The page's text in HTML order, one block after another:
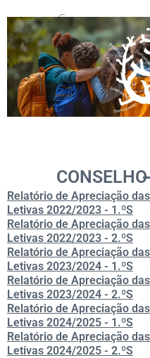
Relatório de Apreciação
Letivas 2022/2023 - 1.ºS
Relatório de Apreciação
Letivas 2022/2023 - 2.ºS
Relatório de Apreciação
Letivas 2023/2024 - 1.ºS
Relatório de Apreciação
Letivas 2023/2024 - 2.ºS
Relatório de Apreciação
Letivas 2024/2025 - 1.ºS
Relatório de Apreciação
Letivas 2024/2025 - 2.ºS